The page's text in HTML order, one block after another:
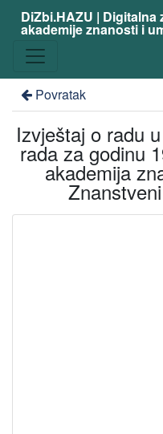
DiZbi.HAZU |
akademije znanosti i
Povratak
Izvještaj o radu
rada za godinu
akademija